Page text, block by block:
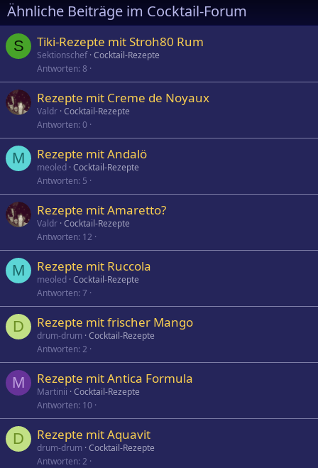
Ähnliche Beiträge im Cocktail-Forum
S Tiki-Rezepte mit Stroh80 Rum
Sektionschef Cocktail-Rezepte
Antworten 8
Rezepte mit Creme de Noyaux
Valdr Cocktail-Rezepte
Antworten 0
M Rezepte mit Andalö
meoled Cocktail-Rezepte
Antworten 5
Rezepte mit Amaretto?
Valdr Cocktail-Rezepte
Antworten 12
M Rezepte mit Ruccola
meoled Cocktail-Rezepte
Antworten 7
D Rezepte mit frischer Mango
drum-drum Cocktail-Rezepte
Antworten 2
M Rezepte mit Antica Formula
Martinii Cocktail-Rezepte
Antworten 10
D Rezepte mit Aquavit
drum-drum Cocktail-Rezepte
Antworten 2